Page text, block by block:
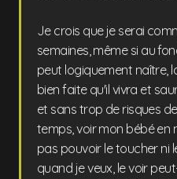
Je crois que je serai
semaines, même si au
peut logiquement naître,
bien faite qu'il vivra et
et sans trop de risques
temps, voir mon bébé en
pas pouvoir le toucher ni
quand je veux, le voir